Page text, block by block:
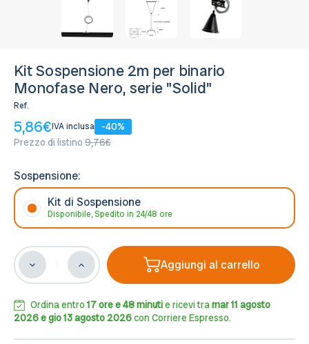
Kit Sospensione 2m per binario
Monofase Nero, serie "Solid"
Ref.
5,86€IVA inclusa
-40%
Prezzo di listino 9,76€
Sospensione:
Kit di Sospensione
Disponibile, Spedito in 24/48 ore
Diminuisci
la
di
Kit
Aumenta
la
di
Kit
Aggiungi al carrello
Ordina entro 17 ore e 48 minutie ricevi tramar 11 agosto
2026 e gio 13 agosto 2026con Corriere Espresso.